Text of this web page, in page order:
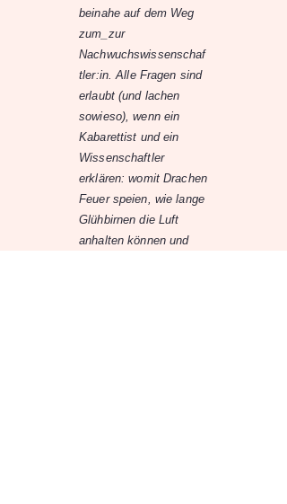
beinahe auf dem Weg
zum_zur
Nachwuchswissenschaf
tler:in. Alle Fragen sind
erlaubt (und lachen
sowieso), wenn ein
Kabarettist und ein
Wissenschaftler
erklären: womit Drachen
Feuer speien, wie lange
Glühbirnen die Luft
anhalten können und